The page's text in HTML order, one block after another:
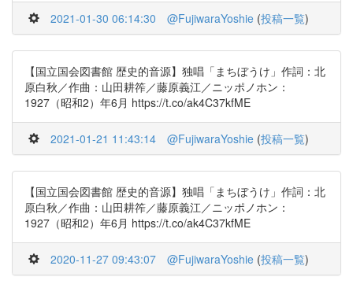
2021-01-30 06:14:30 @FujiwaraYoshie (投稿一覧)
【国立国会図書館 歴史的音源】独唱「まちぼうけ」作詞：北
原白秋／作曲：山田耕筰／藤原義江／ニッポノホン：
1927（昭和2）年6月 https://t.co/ak4C37kfME
2021-01-21 11:43:14 @FujiwaraYoshie (投稿一覧)
【国立国会図書館 歴史的音源】独唱「まちぼうけ」作詞：北
原白秋／作曲：山田耕筰／藤原義江／ニッポノホン：
1927（昭和2）年6月 https://t.co/ak4C37kfME
2020-11-27 09:43:07 @FujiwaraYoshie (投稿一覧)